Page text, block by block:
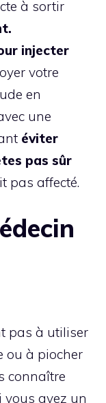
à sortir
injecter
votre
en
une
éviter
pas sûr
pas affecté.
pas à utiliser
ou à piocher
connaître
vous avez un